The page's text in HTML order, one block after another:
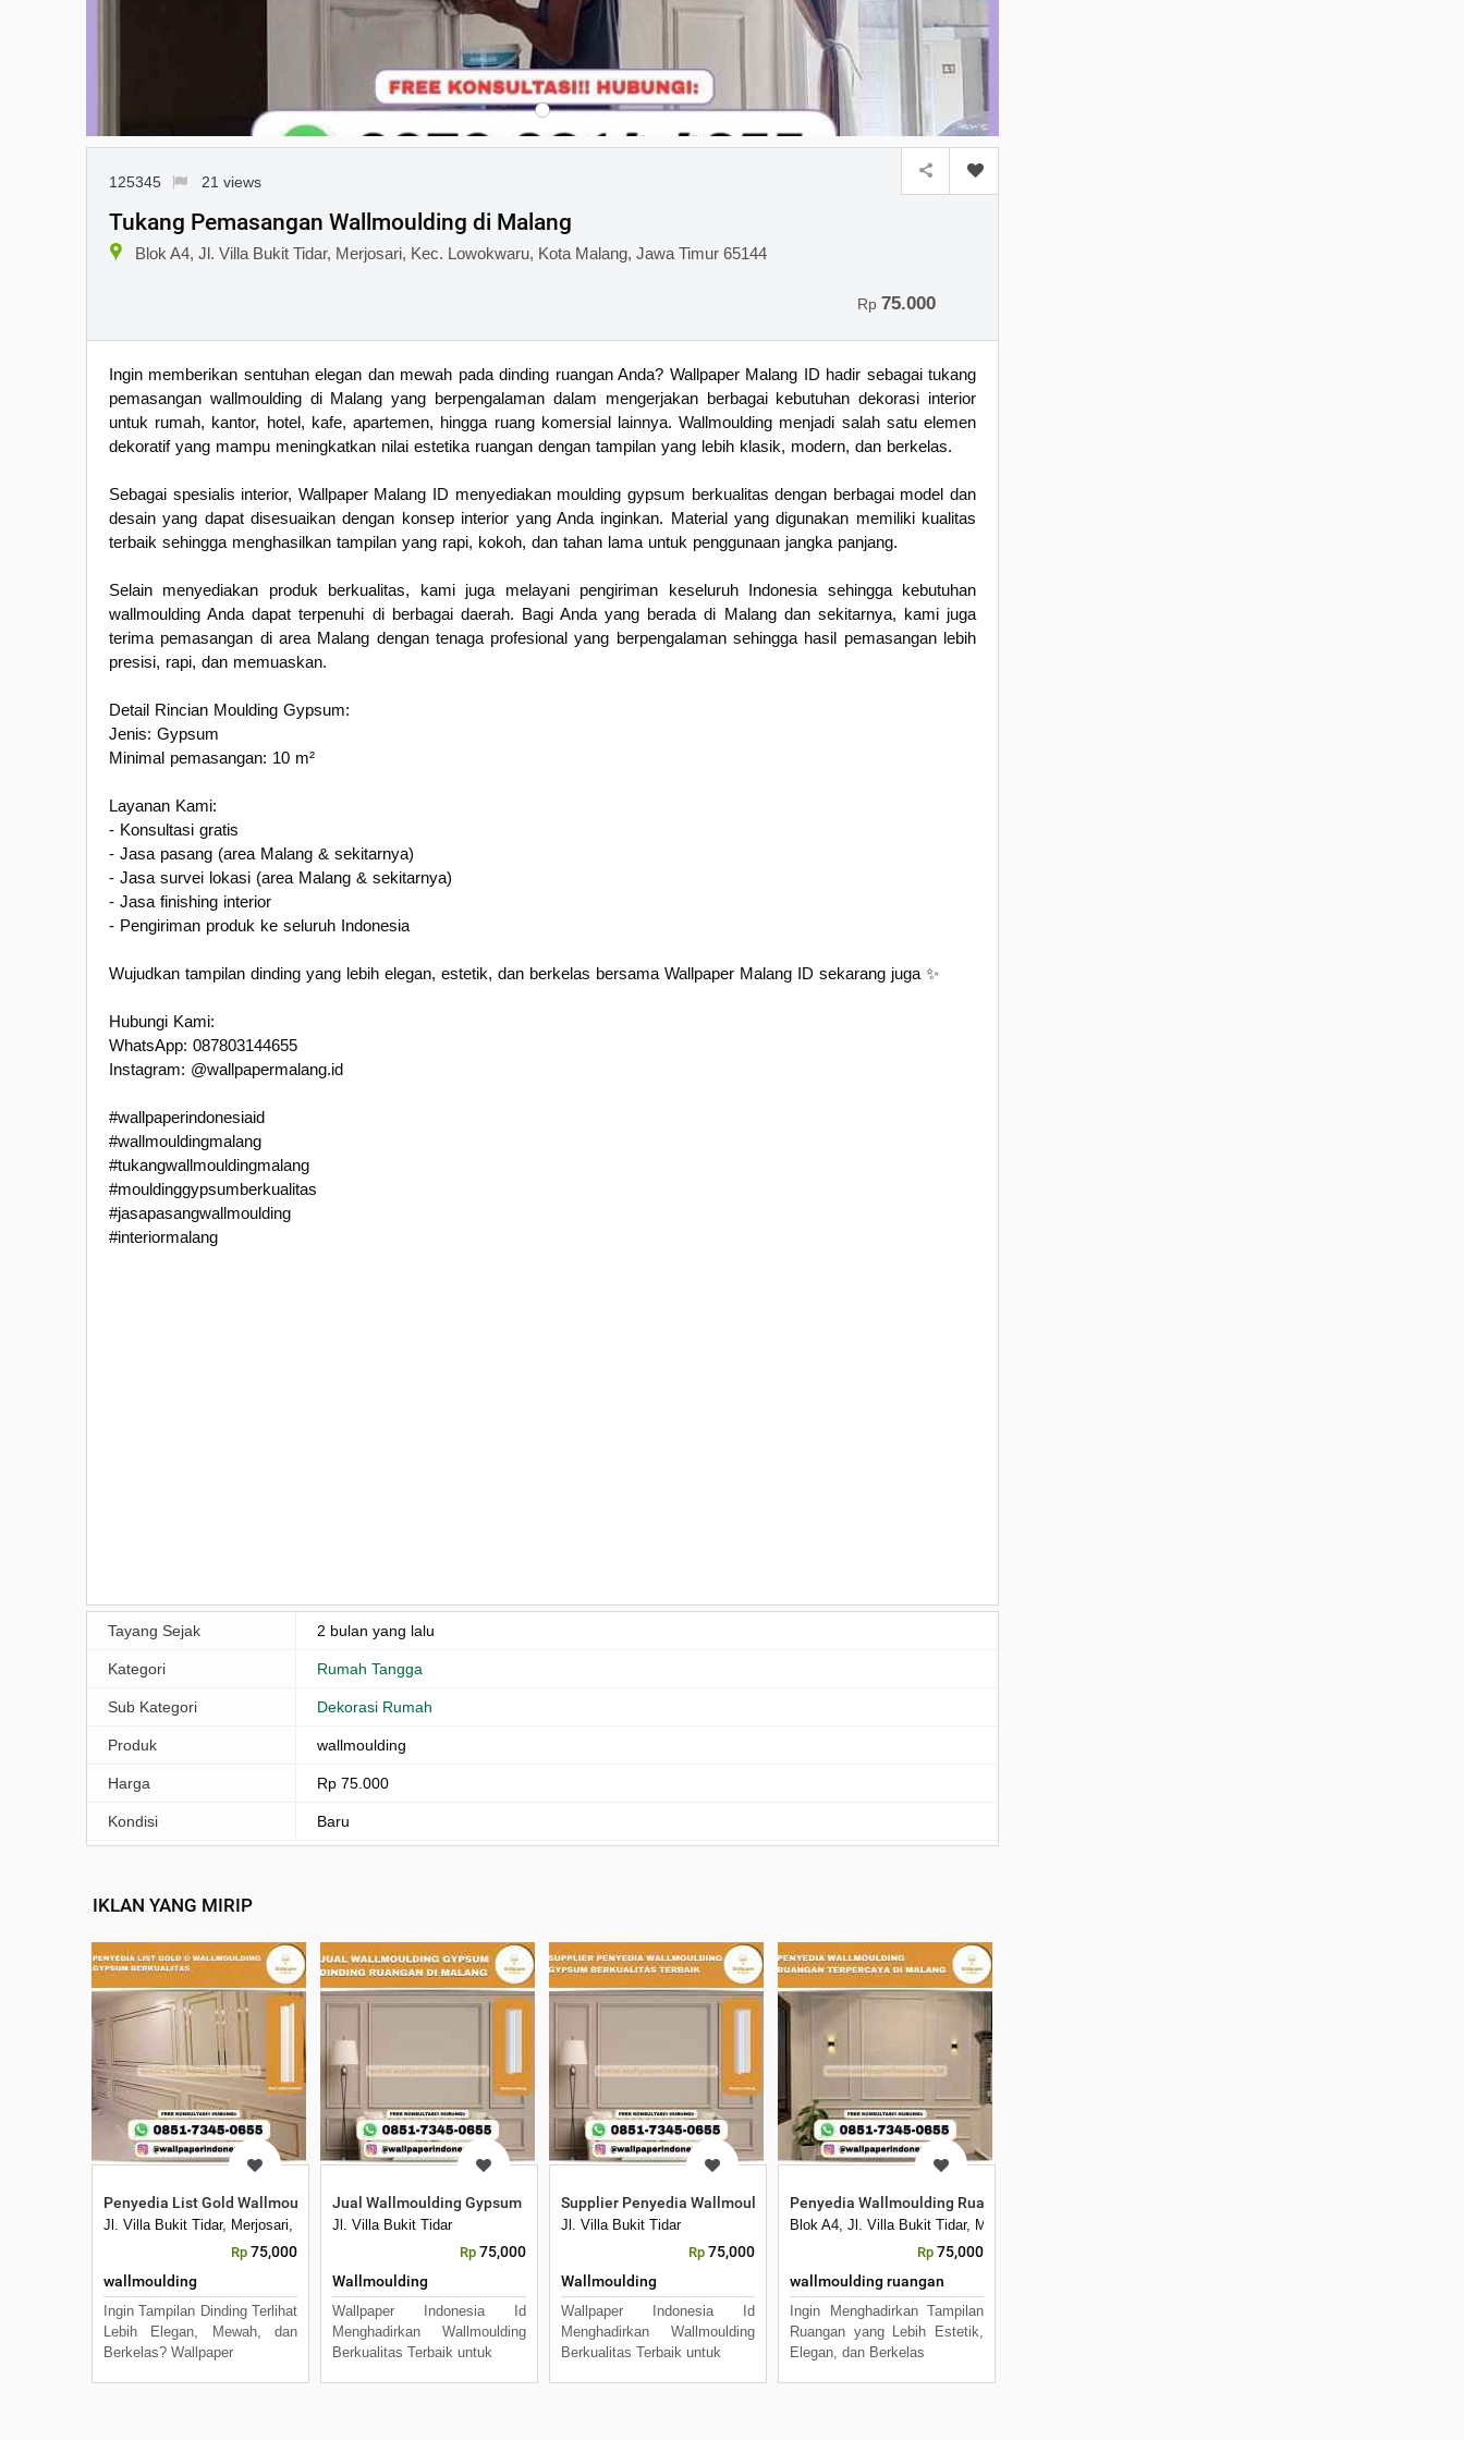
125345 21 views
Tukang Pemasangan Wallmoulding di Malang
Blok A4, Jl. Villa Bukit Tidar, Merjosari, Kec. Lowokwaru, Kota Malang, Jawa Timur 65144
Rp 75.000
Ingin memberikan sentuhan elegan dan mewah pada dinding ruangan Anda? Wallpaper Malang ID hadir sebagai tukang
pemasangan wallmoulding di Malang yang berpengalaman dalam mengerjakan berbagai kebutuhan dekorasi interior
untuk rumah, kantor, hotel, kafe, apartemen, hingga ruang komersial lainnya. Wallmoulding menjadi salah satu elemen
dekoratif yang mampu meningkatkan nilai estetika ruangan dengan tampilan yang lebih klasik, modern, dan berkelas.
Sebagai spesialis interior, Wallpaper Malang ID menyediakan moulding gypsum berkualitas dengan berbagai model dan
desain yang dapat disesuaikan dengan konsep interior yang Anda inginkan. Material yang digunakan memiliki kualitas
terbaik sehingga menghasilkan tampilan yang rapi, kokoh, dan tahan lama untuk penggunaan jangka panjang.
Selain menyediakan produk berkualitas, kami juga melayani pengiriman keseluruh Indonesia sehingga kebutuhan
wallmoulding Anda dapat terpenuhi di berbagai daerah. Bagi Anda yang berada di Malang dan sekitarnya, kami juga
terima pemasangan di area Malang dengan tenaga profesional yang berpengalaman sehingga hasil pemasangan lebih
presisi, rapi, dan memuaskan.
Detail Rincian Moulding Gypsum:
Jenis: Gypsum
Minimal pemasangan: 10 m²
Layanan Kami:
- Konsultasi gratis
- Jasa pasang (area Malang & sekitarnya)
- Jasa survei lokasi (area Malang & sekitarnya)
- Jasa finishing interior
- Pengiriman produk ke seluruh Indonesia
Wujudkan tampilan dinding yang lebih elegan, estetik, dan berkelas bersama Wallpaper Malang ID sekarang juga ✨
Hubungi Kami:
WhatsApp: 087803144655
Instagram: @wallpapermalang.id
#wallpaperindonesiaid
#wallmouldingmalang
#tukangwallmouldingmalang
#mouldinggypsumberkualitas
#jasapasangwallmoulding
#interiormalang
Tayang Sejak 2 bulan yang lalu
Kategori Rumah Tangga
Sub Kategori Dekorasi Rumah
Produk wallmoulding
Harga Rp 75.000
Kondisi Baru
IKLAN YANG MIRIP
Penyedia List Gold Wallmoulding Gypsum Berkualitas
Jl. Villa Bukit Tidar, Merjosari, Kec. Lowokwaru, Kota Malang, Jawa Timur 65144
Rp 75,000
wallmoulding
Ingin Tampilan Dinding Terlihat
Lebih Elegan, Mewah, dan
Berkelas? Wallpaper
Jual Wallmoulding Gypsum Dinding Ruangan di Malang
Jl. Villa Bukit Tidar
Rp 75,000
Wallmoulding
Wallpaper Indonesia Id
Menghadirkan Wallmoulding
Berkualitas Terbaik untuk
Supplier Penyedia Wallmoulding Gypsum Berkualitas Terbaik
Jl. Villa Bukit Tidar
Rp 75,000
Wallmoulding
Wallpaper Indonesia Id
Menghadirkan Wallmoulding
Berkualitas Terbaik untuk
Penyedia Wallmoulding Ruangan Terpercaya di Malang
Blok A4, Jl. Villa Bukit Tidar, Merjosari, Kec. Lowokwaru, Kota Malang, Jawa Timur 65144
Rp 75,000
wallmoulding ruangan
Ingin Menghadirkan Tampilan
Ruangan yang Lebih Estetik,
Elegan, dan Berkelas